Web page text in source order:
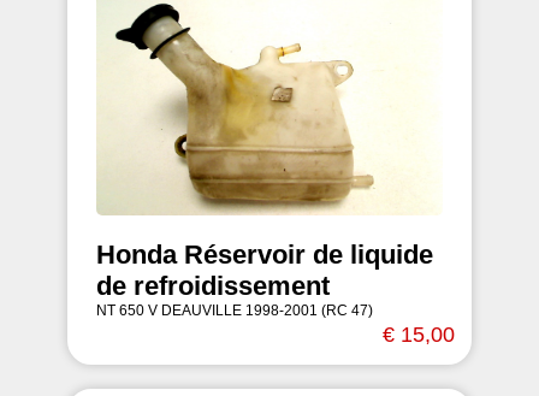
Honda Réservoir de liquide
de refroidissement
NT 650 V DEAUVILLE 1998-2001 (RC 47)
€ 15,00